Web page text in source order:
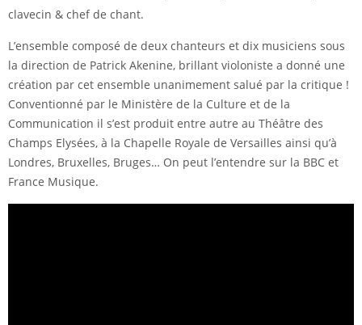
clavecin & chef de chant.
L’ensemble composé de deux chanteurs et dix musiciens sous
la direction de Patrick Akenine, brillant violoniste a donné une
création par cet ensemble unanimement salué par la critique !
Conventionné par le Ministère de la Culture et de la
Communication il s’est produit entre autre au Théâtre des
Champs Elysées, à la Chapelle Royale de Versailles ainsi qu’à
Londres, Bruxelles, Bruges… On peut l’entendre sur la BBC et
France Musique.